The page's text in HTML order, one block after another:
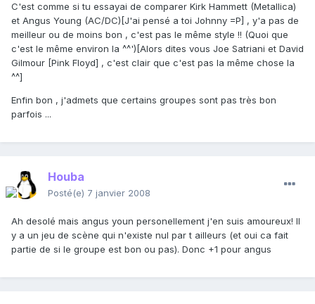
C'est comme si tu essayai de comparer Kirk Hammett (Metallica)
et Angus Young (AC/DC)[J'ai pensé a toi Johnny =P] , y'a pas de
meilleur ou de moins bon , c'est pas le même style !! (Quoi que
c'est le même environ la ^^')[Alors dites vous Joe Satriani et David
Gilmour [Pink Floyd] , c'est clair que c'est pas la même chose la
^^]
Enfin bon , j'admets que certains groupes sont pas très bon
parfois ...
Houba
Posté(e) 7 janvier 2008
Ah desolé mais angus youn personellement j'en suis amoureux! Il
y a un jeu de scène qui n'existe nul par t ailleurs (et oui ca fait
partie de si le groupe est bon ou pas). Donc +1 pour angus